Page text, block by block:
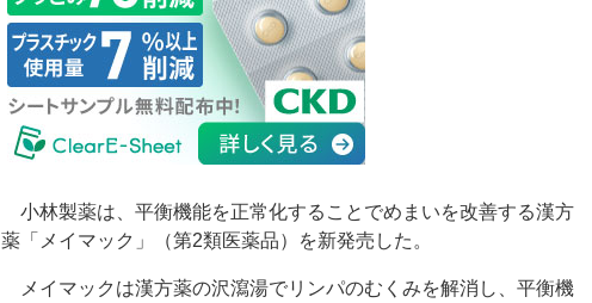
小林製薬は、平衡機能を正常化することでめまいを改善する漢方
薬「メイマック」（第2類医薬品）を新発売した。
メイマックは漢方薬の沢瀉湯でリンパのむくみを解消し、平衡機